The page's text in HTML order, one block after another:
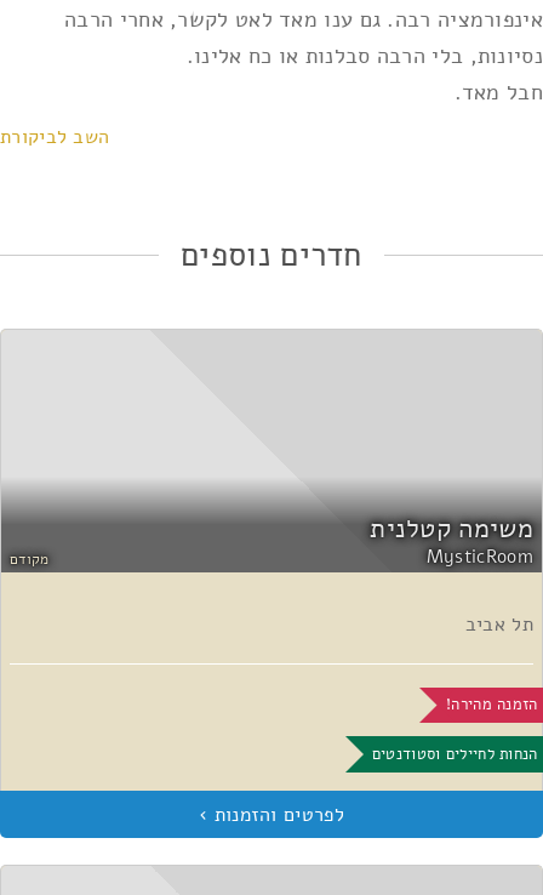
אינפורמציה רבה. גם ענו מאד לאט לקשר, אחרי הרבה
נסיונות, בלי הרבה סבלנות או כח אלינו.
חבל מאד.
השב לביקורת
חדרים נוספים
משימה קטלנית
MysticRoom מקודם
תל אביב
הזמנה מהירה!
הנחות לחיילים וסטודנטים